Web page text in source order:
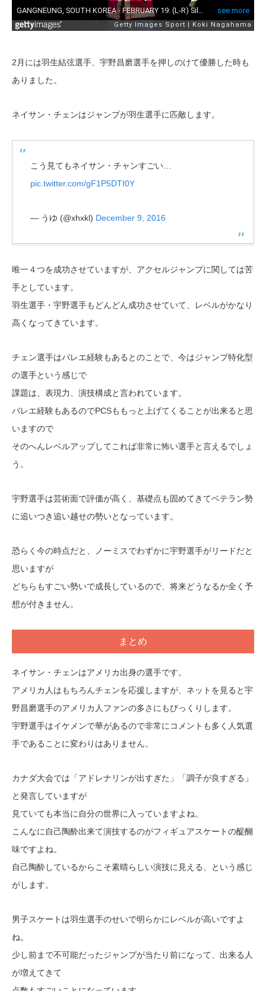
2月には羽生結弦選手、宇野昌磨選手を押しのけて優勝した時も
ありました。
ネイサン・チェンはジャンプが羽生選手に匹敵します。
こう見てもネイサン・チャンすごい…
pic.twitter.com/gF1P5DTI0Y
— うゆ (@xhxkl) December 9, 2016
唯一４つを成功させていますが、アクセルジャンプに関しては苦
手としています。
羽生選手・宇野選手もどんどん成功させていて、レベルがかなり
高くなってきています。
チェン選手はバレエ経験もあるとのことで、今はジャンプ特化型
の選手という感じで
課題は、表現力、演技構成と言われています。
バレエ経験もあるのでPCSももっと上げてくることが出来ると思
いますので
そのへんレベルアップしてこれば非常に怖い選手と言えるでしょ
う。
宇野選手は芸術面で評価が高く、基礎点も固めてきてベテラン勢
に追いつき追い越せの勢いとなっています。
恐らく今の時点だと、ノーミスでわずかに宇野選手がリードだと
思いますが
どちらもすごい勢いで成長しているので、将来どうなるか全く予
想が付きません。
まとめ
ネイサン・チェンはアメリカ出身の選手です。
アメリカ人はもちろんチェンを応援しますが、ネットを見ると宇
野昌磨選手のアメリカ人ファンの多さにもびっくりします。
宇野選手はイケメンで華があるので非常にコメントも多く人気選
手であることに変わりはありません。
カナダ大会では「アドレナリンが出すぎた」「調子が良すぎる」
と発言していますが
見ていても本当に自分の世界に入っていますよね。
こんなに自己陶酔出来て演技するのがフィギュアスケートの醍醐
味ですよね。
自己陶酔しているからこそ素晴らしい演技に見える、という感じ
がします。
男子スケートは羽生選手のせいで明らかにレベルが高いですよ
ね。
少し前まで不可能だったジャンプが当たり前になって、出来る人
が増えてきて